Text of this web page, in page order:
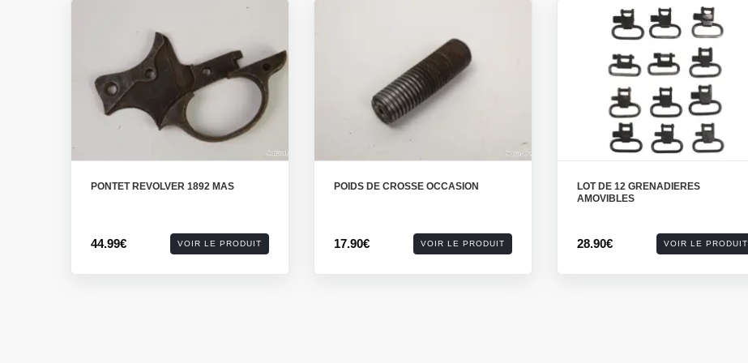
PONTET REVOLVER 1892 MAS
44.99€ VOIR LE PRODUIT
POIDS DE CROSSE OCCASION
17.90€ VOIR LE PRODUIT
LOT DE 12 GRENADIERES
AMOVIBLES
28.90€ VOIR LE PRODUIT